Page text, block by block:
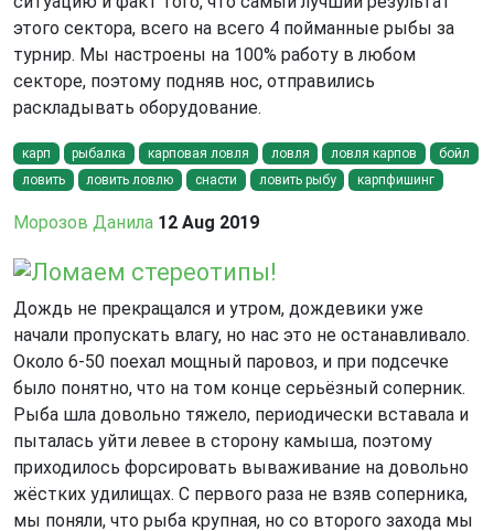
этого сектора, всего на всего 4 пойманные рыбы за
турнир. Мы настроены на 100% работу в любом
секторе, поэтому подняв нос, отправились
раскладывать оборудование.
карп рыбалка карповая ловля ловля ловля карпов
бойл
ловить
ловить ловлю снасти ловить рыбу карпфишинг
Морозов Данила 12 Aug 2019
Ломаем стереотипы!
Дождь не прекращался и утром, дождевики уже
начали пропускать влагу, но нас это не останавливало.
Около 6-50 поехал мощный паровоз, и при подсечке
было понятно, что на том конце серьёзный соперник.
Рыба шла довольно тяжело, периодически вставала и
пыталась уйти левее в сторону камыша, поэтому
приходилось форсировать вываживание на довольно
жёстких удилищах. С первого раза не взяв соперника,
мы поняли, что рыба крупная, но со второго захода мы